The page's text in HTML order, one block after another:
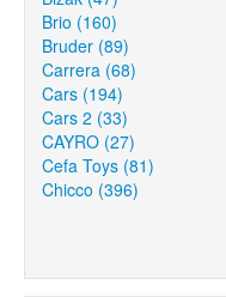
Brio (160)
Bruder (89)
Carrera (68)
Cars (194)
Cars 2 (33)
CAYRO (27)
Cefa Toys (81)
Chicco (396)